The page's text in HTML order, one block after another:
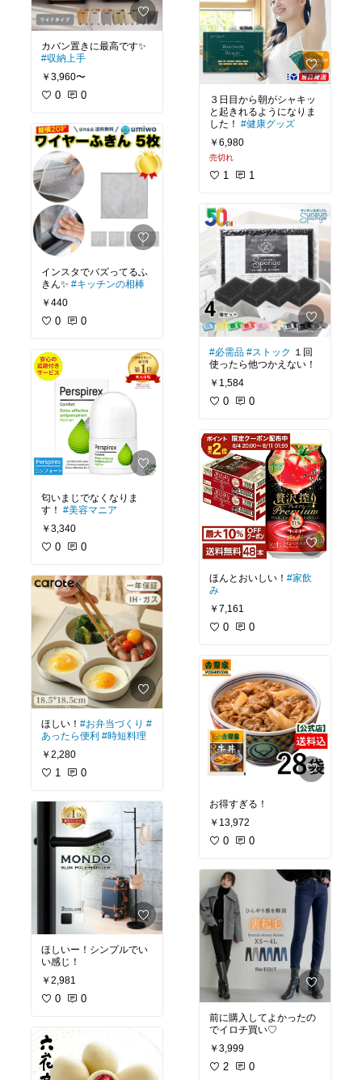
カバン置きに最高です✨
#収納上手
￥3,960〜
0 0
インスタでバズってるふ
きん✨ #キッチンの相棒
￥440
0 0
匂いまじでなくなりま
す！ #美容マニア
￥3,340
0 0
ほしい！ #お弁当づくり #
あったら便利 #時短料理
￥2,280
1 0
ほしいー！シンプルでい
い感じ！
￥2,981
0 0
３日目から朝がシャキッ
と起きれるようになりま
した！ #健康グッズ
￥6,980
売切れ
1 1
#必需品 #ストック １回
使ったら他つかえない！
￥1,584
0 0
ほんとおいしい！ #家飲
み
￥7,161
0 0
お得すぎる！
￥13,972
0 0
前に購入してよかったの
でイロチ買い♡︎
￥3,999
2 0